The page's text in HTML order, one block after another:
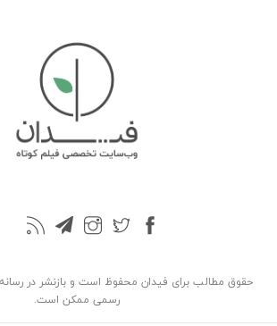
حقوق مطالب برای فیدان محفوظ است و بازنشر در
رسمی ممکن است.